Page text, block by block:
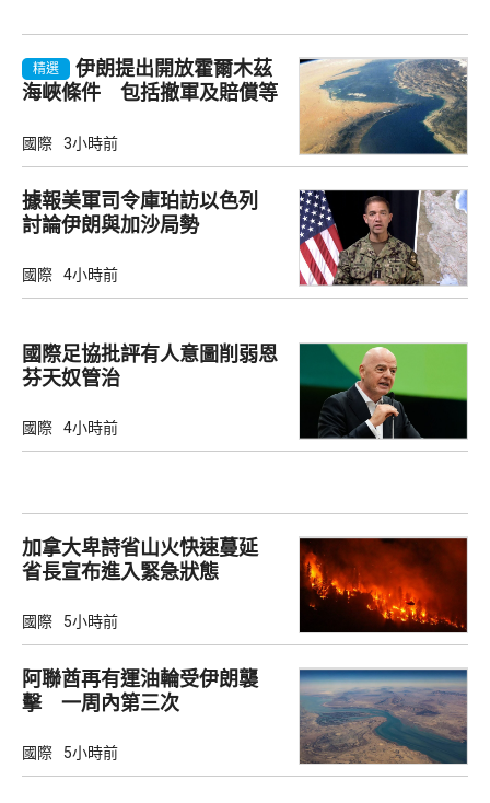
精選
伊朗提出開放霍爾木茲
海峽條件 包括撤軍及賠償等
國際 3小時前
據報美軍司令庫珀訪以色列
討論伊朗與加沙局勢
國際 4小時前
國際足協批評有人意圖削弱恩
芬天奴管治
國際 4小時前
加拿大卑詩省山火快速蔓延
省長宣布進入緊急狀態
國際 5小時前
阿聯酋再有運油輪受伊朗襲
擊 一周內第三次
國際 5小時前